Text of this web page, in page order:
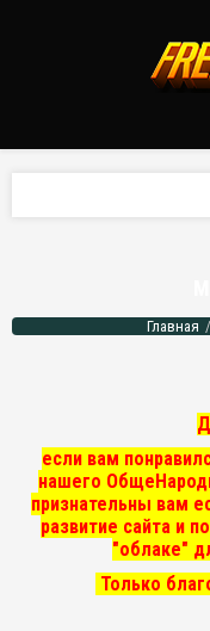
Главная
если вам
нашего
признательны вам
развитие сайта и
"облаке"
Только